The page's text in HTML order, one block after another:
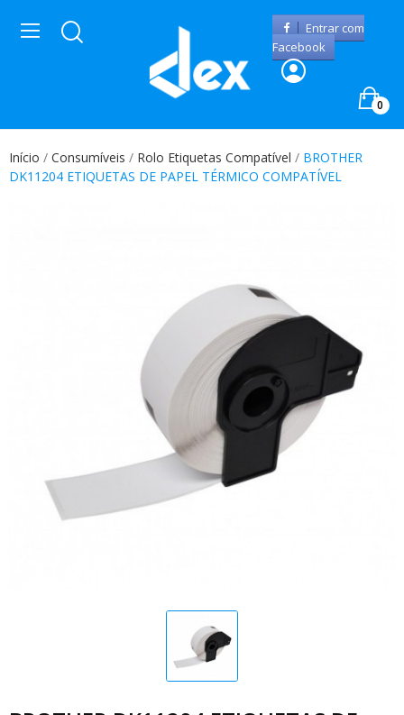
Entrar com
Facebook
0
Início Consumíveis Rolo Etiquetas Compatível
BROTHER
DK11204 ETIQUETAS DE PAPEL TÉRMICO COMPATÍVEL